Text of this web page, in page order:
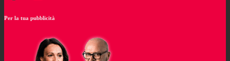
Per la tua pubblicità